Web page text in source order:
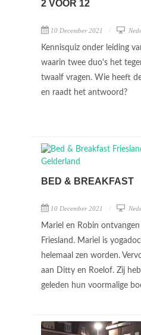
2 VOOR 12
10 December 2021
Kennisquiz onder leiding
waarin twee duo's het
twaalf vragen. Wie heeft
en raadt het antwoord?
BED & BREAKFAST
10 December 2021
Mariel en Robin
Friesland. Mariel is
helemaal zen worden.
aan Ditty en Roelof. Zij
geleden hun voormalige